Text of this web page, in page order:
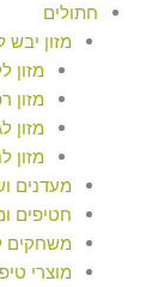
חתולים
מזון יבש
מזון
מזון
מזון
מזון
מעדנים
חטיפים
משחקים
מוצרי